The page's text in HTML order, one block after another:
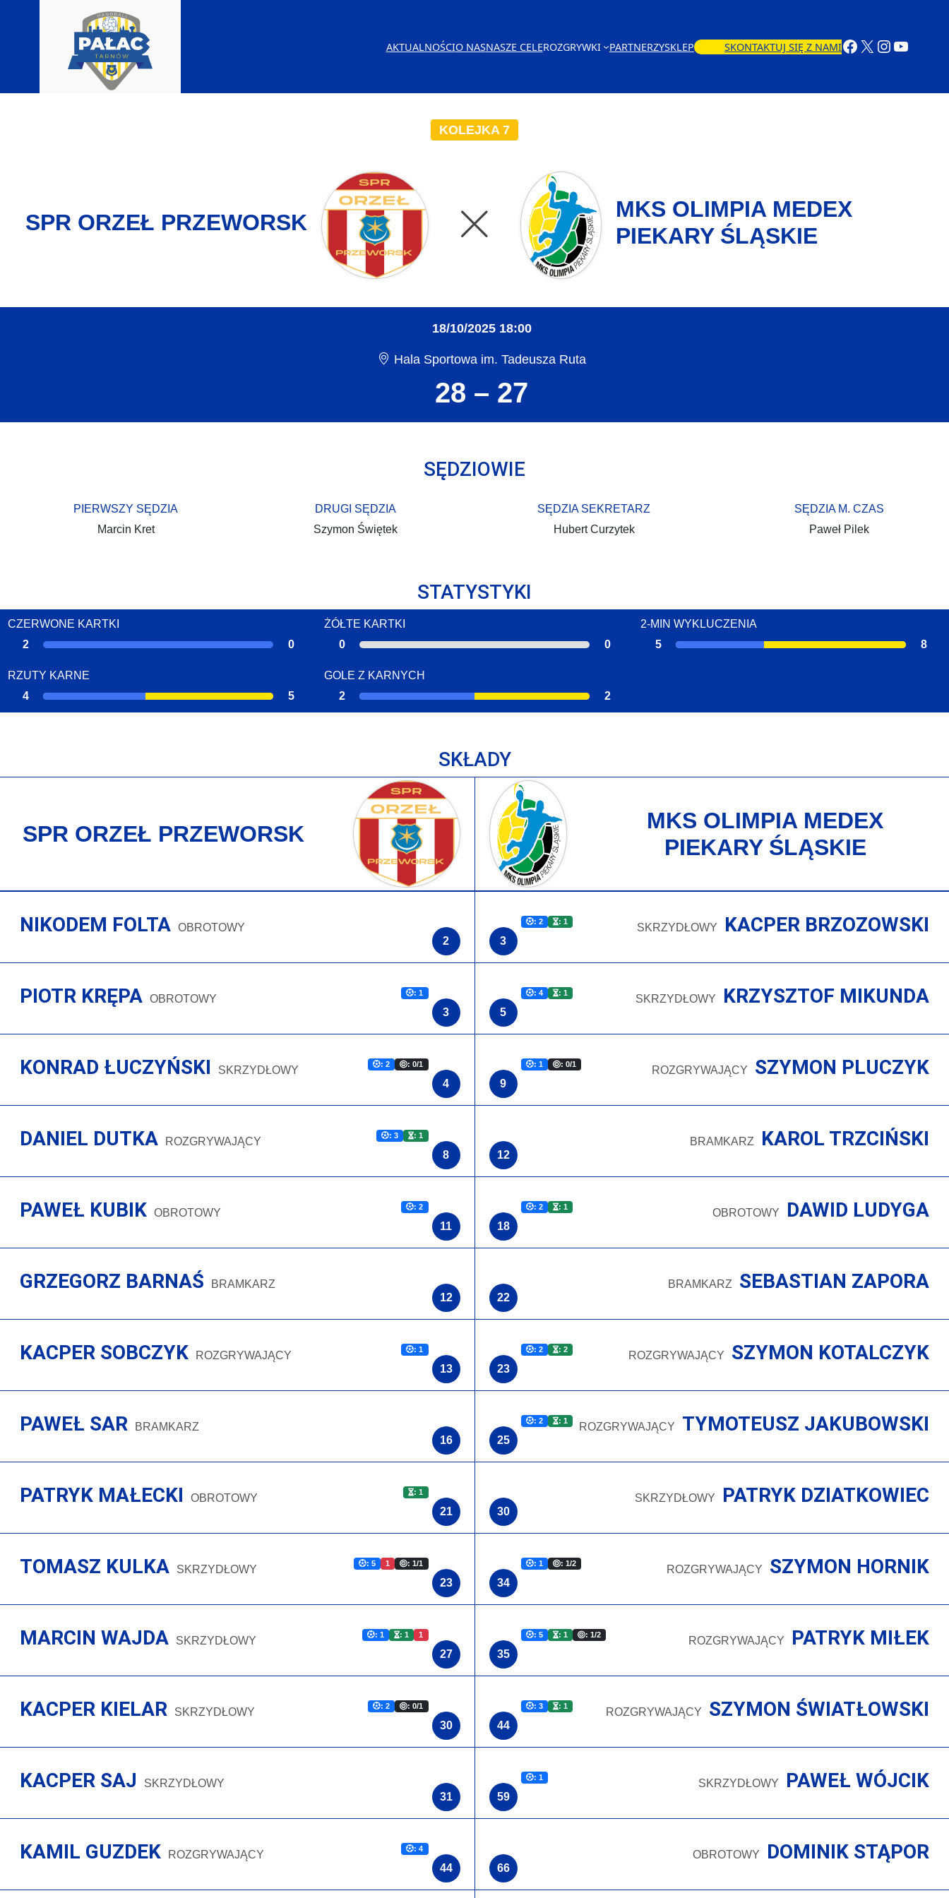
AKTUALNOŚCIO NASNASZE CELEROZGRYWKI PARTNERZYSKLEP SKONTAKTUJ SIĘ Z NAMI
KOLEJKA 7
SPR ORZEŁ PRZEWORSK
MKS OLIMPIA MEDEX
PIEKARY ŚLĄSKIE
18/10/2025 18:00
Hala Sportowa im. Tadeusza Ruta
28 – 27
SĘDZIOWIE
PIERWSZY SĘDZIA
Marcin Kret
DRUGI SĘDZIA
Szymon Świętek
SĘDZIA SEKRETARZ
Hubert Curzytek
SĘDZIA M. CZAS
Paweł Pilek
STATYSTYKI
CZERWONE KARTKI
2
0
ŻÓŁTE KARTKI
0
0
2-MIN WYKLUCZENIA
5
8
RZUTY KARNE
4
5
GOLE Z KARNYCH
2
2
SKŁADY
SPR ORZEŁ PRZEWORSK
NIKODEM FOLTA OBROTOWY
2
PIOTR KRĘPA OBROTOWY : 1
3
KONRAD ŁUCZYŃSKI SKRZYDŁOWY : 2 : 0/1
4
DANIEL DUTKA ROZGRYWAJĄCY : 3 : 1
8
PAWEŁ KUBIK OBROTOWY : 2
11
GRZEGORZ BARNAŚ
BRAMKARZ
12
KACPER SOBCZYK ROZGRYWAJĄCY : 1
13
PAWEŁ SAR
BRAMKARZ
16
PATRYK MAŁECKI OBROTOWY : 1
21
TOMASZ KULKA SKRZYDŁOWY : 5 1 : 1/1
23
MARCIN WAJDA SKRZYDŁOWY : 1 : 1 1
27
KACPER KIELAR SKRZYDŁOWY : 2 : 0/1
30
KACPER SAJ
SKRZYDŁOWY
31
KAMIL GUZDEK ROZGRYWAJĄCY : 4
44
MKS OLIMPIA MEDEX
PIEKARY ŚLĄSKIE
3
: 2 : 1 SKRZYDŁOWY KACPER BRZOZOWSKI
5
: 4 : 1 SKRZYDŁOWY KRZYSZTOF MIKUNDA
9
: 1 : 0/1 ROZGRYWAJĄCY SZYMON PLUCZYK
12
BRAMKARZ KAROL TRZCIŃSKI
18
: 2 : 1 OBROTOWY DAWID LUDYGA
22
BRAMKARZ SEBASTIAN ZAPORA
23
: 2 : 2 ROZGRYWAJĄCY SZYMON KOTALCZYK
25
: 2 : 1 ROZGRYWAJĄCY TYMOTEUSZ JAKUBOWSKI
30
SKRZYDŁOWY PATRYK DZIATKOWIEC
34
: 1 : 1/2 ROZGRYWAJĄCY SZYMON HORNIK
35
: 5 : 1 : 1/2 ROZGRYWAJĄCY PATRYK MIŁEK
44
: 3 : 1 ROZGRYWAJĄCY SZYMON ŚWIATŁOWSKI
59
: 1 SKRZYDŁOWY PAWEŁ WÓJCIK
66
OBROTOWY DOMINIK STĄPOR